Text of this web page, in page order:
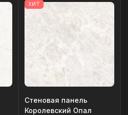
ХИТ
Стеновая панель
Королевский Опал